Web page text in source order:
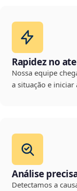
Rapidez no
Nossa equipe
a situação e iniciar
Análise
Detectamos a